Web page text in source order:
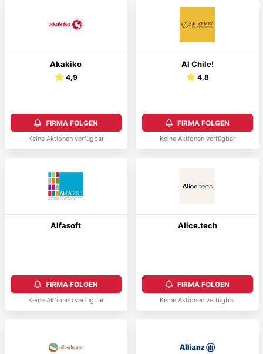
Akakiko
4,9
FIRMA FOLGEN
Keine Aktionen verfügbar
Al Chile!
4,8
FIRMA FOLGEN
Keine Aktionen verfügbar
Alfasoft
FIRMA FOLGEN
Keine Aktionen verfügbar
Alice.tech
FIRMA FOLGEN
Keine Aktionen verfügbar